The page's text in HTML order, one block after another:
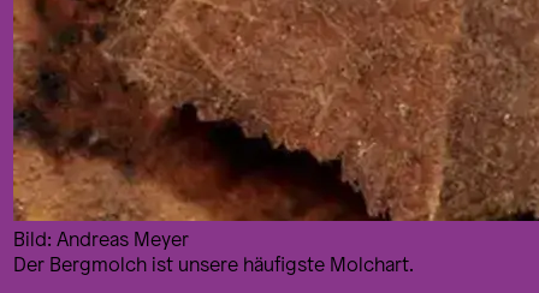
Bild: Andreas Meyer
Der Bergmolch ist unsere häufigste Molchart.